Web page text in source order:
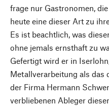
frage nur Gastronomen,
heute eine dieser Art zu
Es ist beachtlich, was
ohne jemals ernsthaft zu
Gefertigt wird er in
Metallverarbeitung als das
der Firma Hermann
verbliebenen Ableger